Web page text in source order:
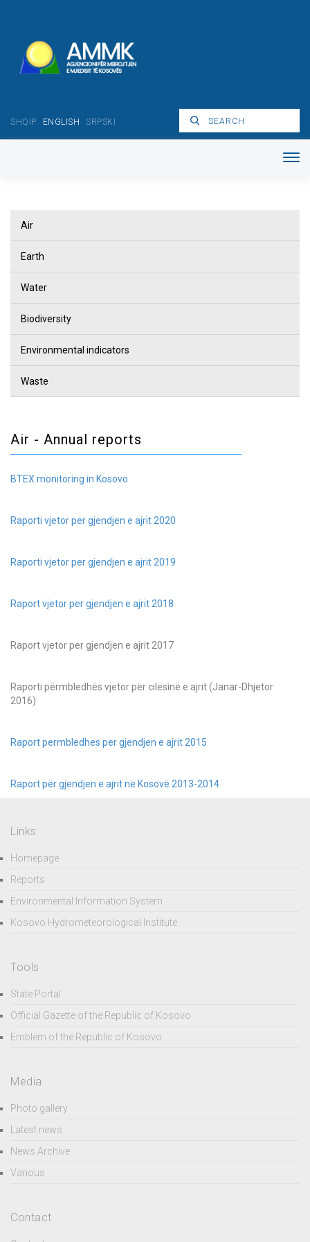
SHQIP ENGLISH SRPSKI
Air
Earth
Water
Biodiversity
Environmental indicators
Waste
Air - Annual reports
BTEX monitoring in Kosovo
Raporti vjetor per gjendjen e ajrit 2020
Raporti vjetor per gjendjen e ajrit 2019
Raport vjetor per gjendjen e ajrit 2018
Raport vjetor per gjendjen e ajrit 2017
Raporti përmbledhës vjetor për cilësinë e ajrit (Janar-Dhjetor
2016)
Raport permbledhes per gjendjen e ajrit 2015
Raport për gjendjen e ajrit në Kosovë 2013-2014
Links
Homepage
Reports
Environmental Information System
Kosovo Hydrometeorological Institute
Tools
State Portal
Official Gazette of the Republic of Kosovo
Emblem of the Republic of Kosovo
Media
Photo gallery
Latest news
News Archive
Various
Contact